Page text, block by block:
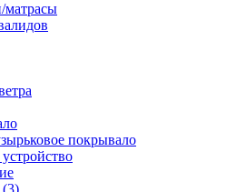
матрасы
покрывало
(3)